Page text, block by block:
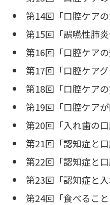
第14回「口腔ケアの
第15回「誤嚥性肺炎
第16回「口腔ケア
第17回「口腔ケアグ
第18回「口腔ケアの
第19回「口腔ケアが
第20回「入れ歯の口
第21回「認知症と口
第22回「認知症と
第23回「認知症と入
第24回「食べること